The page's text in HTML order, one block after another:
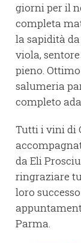
giorni per il
completa
la sapidità
viola,
pieno.
salumeria
completo
Tutti i vini di
da Eli
ringraziare
loro
Parma.